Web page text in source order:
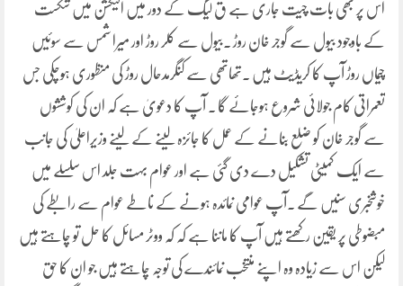
اس پر بھی بات چیت جاری ہے ق لیگ کے دور میں الیکشن میں شکست
کے باوجود بیول سے گوجر خان روڑ ۔بیول سے کلر روڑ اور میرا شمس سے سوئیں
چیماں روڑ آپ کا کریڈیٹ ہیں ۔تھاتھی سے کنگرمدحال روڑ کی منظوری ہوچکی جس
تعمراتی کام جولائی شروع ہوجائے گا ۔ آپ کا دعویٰ ہے کہ ان کی کوششوں
سے گوجر خان کو ضلع بنانے کے عمل کا جائزہ لینے کے لینے وزیراعلیٰ کی جانب
سے ایک کمیٹی تشکیل دے دی گئی ہے اور عوام بہت جلد اس سلسلے میں
خوشخبری سنیں گے ۔آپ عوامی نمائدہ ہونے کے ناطے عوام سے رابطے کی
مبضوطی پر یقین رکھتے ہیں آپ کا ماننا ہے کہ کہ ووٹر مسائل کا حل تو چاہتے ہیں
لیکن اس سے زیادہ وہ اپنے منتخب نمائندے کی توجہ چاہتے ہیں جو ان کا حق